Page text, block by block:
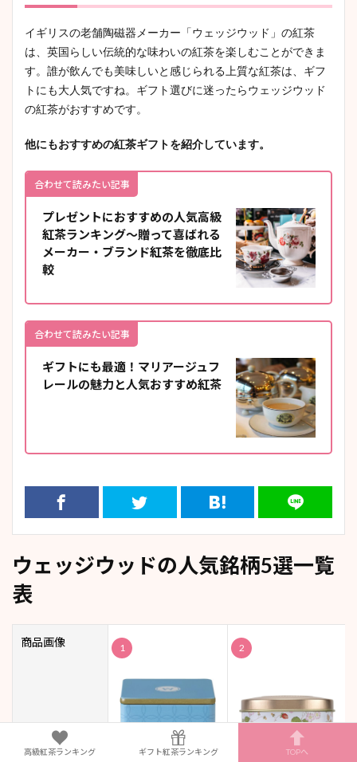
イギリスの老舗陶磁器メーカー「ウェッジウッド」の紅茶
は、英国らしい伝統的な味わいの紅茶を楽しむことができま
す。誰が飲んでも美味しいと感じられる上質な紅茶は、ギフ
トにも大人気ですね。ギフト選びに迷ったらウェッジウッド
の紅茶がおすすめです。
他にもおすすめの紅茶ギフトを紹介しています。
合わせて読みたい記事
プレゼントにおすすめの人気高級
紅茶ランキング～贈って喜ばれる
メーカー・ブランド紅茶を徹底比
較
合わせて読みたい記事
ギフトにも最適！マリアージュフ
レールの魅力と人気おすすめ紅茶
ウェッジウッドの人気銘柄5選一覧
表
商品画像 1 2
高級紅茶ランキング ギフト紅茶ランキング TOPへ